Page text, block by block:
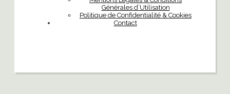
Générales d’Utilisation
Politique de Confidentialité & Cookies
Contact